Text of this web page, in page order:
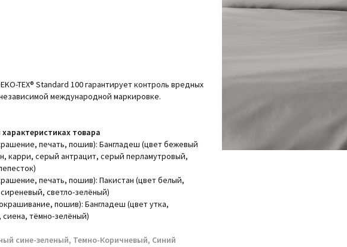
TEX® Standard 100 гарантирует контроль вредных
международной маркировке.
товара
печать, пошив): Бангладеш (цвет бежевый
карри, серый антрацит, серый перламутровый,
печать, пошив): Пакистан (цвет белый,
светло-зелёный)
пошив): Бангладеш (цвет утка,
тёмно-зелёный)
сине-зеленый, Темно-Коричневый, Синий